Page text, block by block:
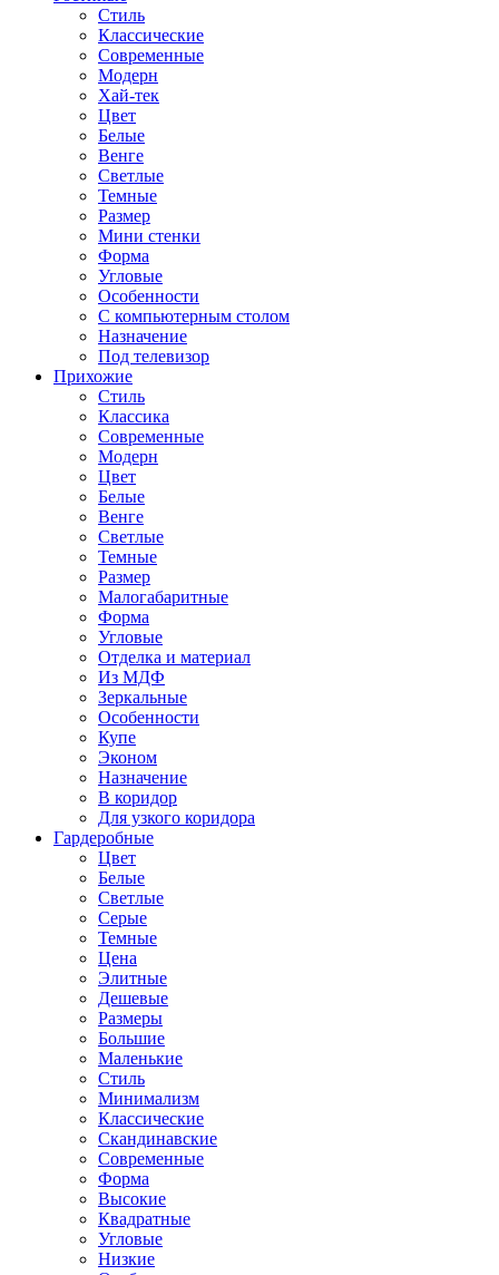
Стиль
Классические
Современные
Модерн
Хай-тек
Цвет
Белые
Венге
Светлые
Темные
Размер
Мини стенки
Форма
Угловые
Особенности
С компьютерным столом
Назначение
Под телевизор
Прихожие
Стиль
Классика
Современные
Модерн
Цвет
Белые
Венге
Светлые
Темные
Размер
Малогабаритные
Форма
Угловые
Отделка и материал
Из МДФ
Зеркальные
Особенности
Купе
Эконом
Назначение
В коридор
Для узкого коридора
Гардеробные
Цвет
Белые
Светлые
Серые
Темные
Цена
Элитные
Дешевые
Размеры
Большие
Маленькие
Стиль
Минимализм
Классические
Скандинавские
Современные
Форма
Высокие
Квадратные
Угловые
Низкие